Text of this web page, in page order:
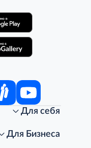
Для себя
Для Бизнеса